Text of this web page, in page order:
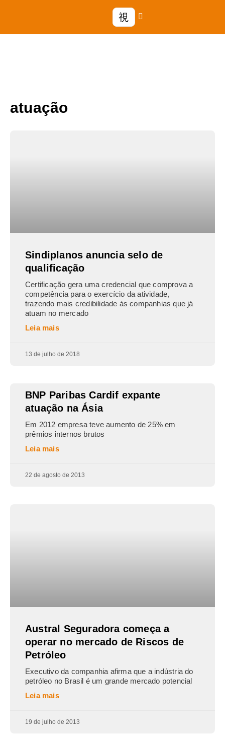
atuação
Sindiplanos anuncia selo de
qualificação
Certificação gera uma credencial que comprova a
competência para o exercício da atividade,
trazendo mais credibilidade às companhias que já
atuam no mercado
Leia mais
13 de julho de 2018
BNP Paribas Cardif expante
atuação na Ásia
Em 2012 empresa teve aumento de 25% em
prêmios internos brutos
Leia mais
22 de agosto de 2013
Austral Seguradora começa a
operar no mercado de Riscos de
Petróleo
Executivo da companhia afirma que a indústria do
petróleo no Brasil é um grande mercado potencial
Leia mais
19 de julho de 2013